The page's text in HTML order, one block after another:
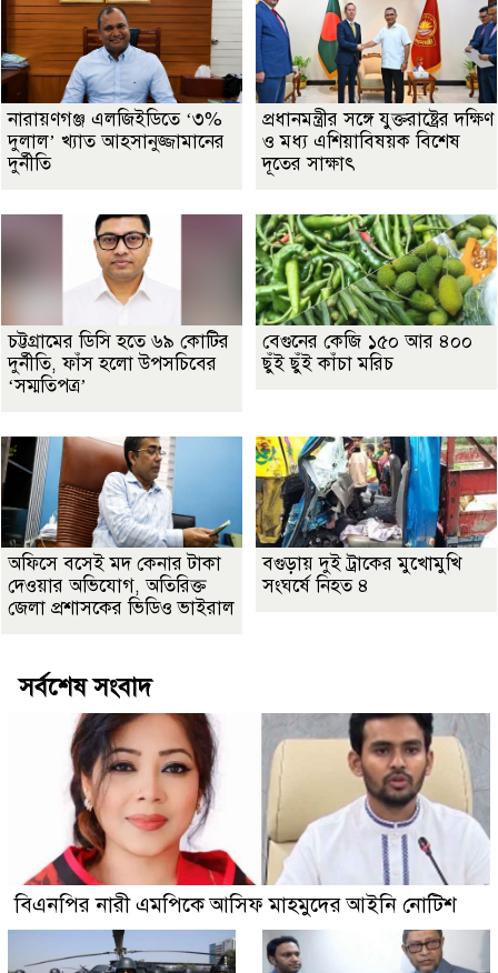
নারায়ণগঞ্জ এলজিইডিতে ‘৩%
দুলাল’ খ্যাত আহসানুজ্জামানের
দুর্নীতি
প্রধানমন্ত্রীর সঙ্গে যুক্তরাষ্ট্রের দক্ষিণ
ও মধ্য এশিয়াবিষয়ক বিশেষ
দূতের সাক্ষাৎ
চট্টগ্রামের ডিসি হতে ৬৯ কোটির
দুর্নীতি, ফাঁস হলো উপসচিবের
‘সম্মতিপত্র’
বেগুনের কেজি ১৫০ আর ৪০০
ছুঁই ছুঁই কাঁচা মরিচ
অফিসে বসেই মদ কেনার টাকা
দেওয়ার অভিযোগ, অতিরিক্ত
জেলা প্রশাসকের ভিডিও ভাইরাল
বগুড়ায় দুই ট্রাকের মুখোমুখি
সংঘর্ষে নিহত ৪
সর্বশেষ সংবাদ
বিএনপির নারী এমপিকে আসিফ মাহমুদের আইনি নোটিশ